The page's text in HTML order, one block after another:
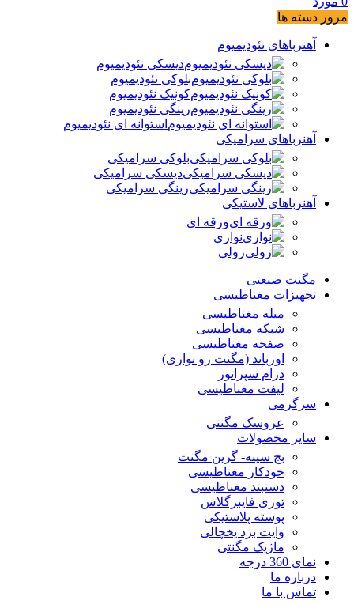
مرور دسته ها
آهنرباهای نئودیمیوم
دیسکی نئودیمیوم
بلوکی نئودیمیوم
کونیک نئودیمیوم
رینگی نئودیمیوم
استوانه ای نئودیمیوم
آهنرباهای سرامیکی
بلوکی سرامیکی
دیسکی سرامیکی
رینگی سرامیکی
آهنرباهای لاستیکی
ورقه ای
نواری
رولی
مگنت صنعتی
تجهیزات مغناطیسی
میله مغناطیسی
شبکه مغناطیسی
صفحه مغناطیسی
اورباند (مگنت رو نواری)
درام سپراتور
لیفت مغناطیسی
سرگرمی
عروسک مگنتی
سایر محصولات
بج سینه- گرین مگنت
خودکار مغناطیسی
دستبند مغناطیسی
توری فایبرگلاس
پوسته پلاستیکی
وایت برد یخچالی
ماژیک مگنتی
نمای 360 درجه
درباره ما
تماس با ما